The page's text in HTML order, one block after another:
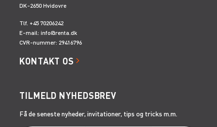
DK-2650 Hvidovre
Tlf. +45 70206242
E-mail: info@renta.dk
CVR-nummer: 29416796
KONTAKT OS
TILMELD NYHEDSBREV
Få de seneste nyheder, invitationer, tips og tricks m.m.